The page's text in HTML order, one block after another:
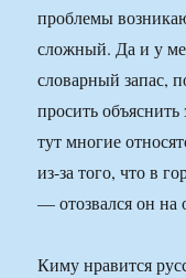
проблемы
сложный. Да и у
словарный запас,
просить
тут многие
из-за того, что в
— отозвался он на
Киму нравится